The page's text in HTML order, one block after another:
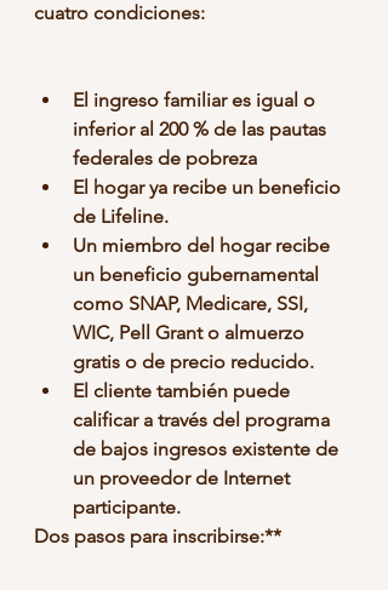
cuatro condiciones:
El ingreso familiar es igual o
inferior al 200 % de las pautas
federales de pobreza
El hogar ya recibe un beneficio
de Lifeline.
Un miembro del hogar recibe
un beneficio gubernamental
como SNAP, Medicare, SSI,
WIC, Pell Grant o almuerzo
gratis o de precio reducido.
El cliente también puede
calificar a través del programa
de bajos ingresos existente de
un proveedor de Internet
participante.
Dos pasos para inscribirse:**